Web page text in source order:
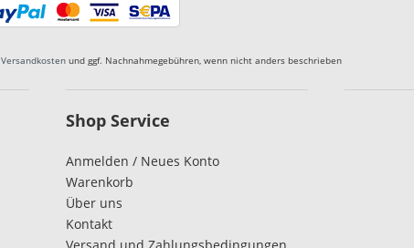
Versandkosten und ggf. Nachnahmegebühren, wenn nicht anders beschrieben
Shop Service
Anmelden / Neues Konto
Warenkorb
Über uns
Kontakt